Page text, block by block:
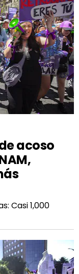
acoso
Casi 1,000